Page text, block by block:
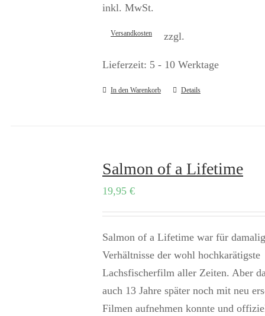
inkl. MwSt.
zzgl.
Versandkosten
Lieferzeit: 5 - 10 Werktage
In den Warenkorb Details
Salmon of a Lifetime
19,95 €
Salmon of a Lifetime war für
Verhältnisse der wohl hochkarätigste
Lachsfischerfilm aller Zeiten. Aber
auch 13 Jahre später noch mit neu
Filmen aufnehmen konnte und